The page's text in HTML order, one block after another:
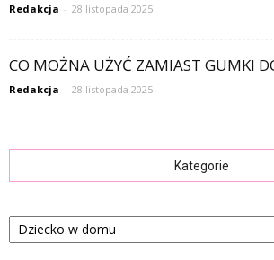
Redakcja - 28 listopada 2025
CO MOŻNA UŻYĆ ZAMIAST GUMKI
Redakcja - 28 listopada 2025
Kategorie
Kategorie